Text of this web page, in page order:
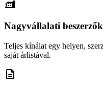
Nagyvállalati beszerzők
Teljes kínálat egy helyen,
saját árlistával.